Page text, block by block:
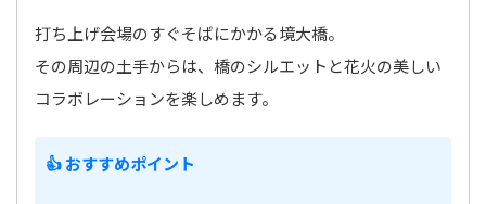
打ち上げ会場のすぐそばにかかる境大橋。
その周辺の土手からは、橋のシルエットと花火の美しい
コラボレーションを楽しめます。
👍 おすすめポイント